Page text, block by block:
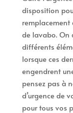
disposition
remplacement
de lavabo. On
différents
lorsque ces
engendrent
pensez pas à
d’urgence de
pour tous vos